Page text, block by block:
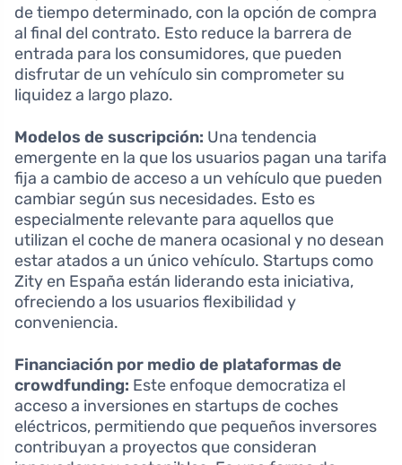
de tiempo determinado, con la opción de compra
al final del contrato. Esto reduce la barrera de
entrada para los consumidores, que pueden
disfrutar de un vehículo sin comprometer su
liquidez a largo plazo.
Modelos de suscripción: Una tendencia
emergente en la que los usuarios pagan una tarifa
fija a cambio de acceso a un vehículo que pueden
cambiar según sus necesidades. Esto es
especialmente relevante para aquellos que
utilizan el coche de manera ocasional y no desean
estar atados a un único vehículo. Startups como
Zity en España están liderando esta iniciativa,
ofreciendo a los usuarios flexibilidad y
conveniencia.
Financiación por medio de plataformas de
crowdfunding: Este enfoque democratiza el
acceso a inversiones en startups de coches
eléctricos, permitiendo que pequeños inversores
contribuyan a proyectos que consideran